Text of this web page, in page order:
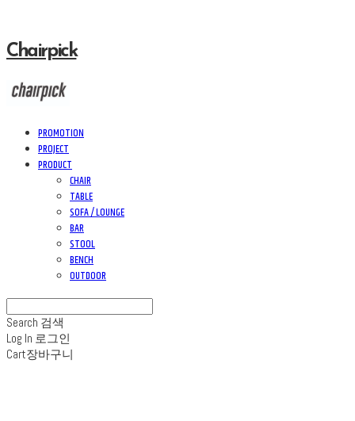
Chairpick
PROMOTION
PROJECT
PRODUCT
CHAIR
TABLE
SOFA / LOUNGE
BAR
STOOL
BENCH
OUTDOOR
Search 검색
Log In 로그인
Cart장바구니